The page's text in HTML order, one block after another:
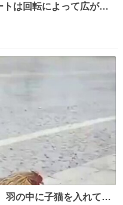
トは回転によって広がる
広がらずに回転が可能な